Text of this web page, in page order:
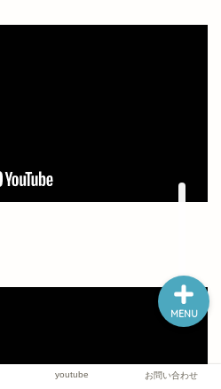
youtube お問い合わせ
MENU